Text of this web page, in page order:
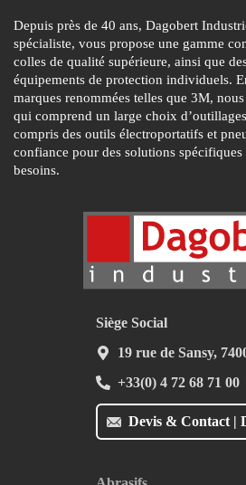
Depuis près de 40 ans, Dagobert
spécialiste, vous propose une gamme
colles de qualité supérieure, ainsi que
équipements de protection individuels.
marques renommées telles que 3M,
qui comprend un large choix
compris des outils électroportatifs et
confiance pour des solutions
besoins.
Devis & Contact |
Siège Social
19 rue de Sansy,
+33(0) 4 72 68 71 00